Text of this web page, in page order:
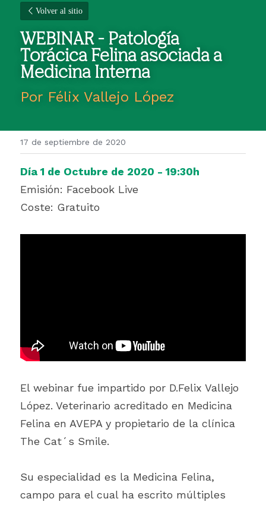
Volver al sitio
WEBINAR - Patología
Torácica Felina asociada a
Medicina Interna
Por Félix Vallejo López
17 de septiembre de 2020
Día 1 de Octubre de 2020 - 19:30h
Emisión: Facebook Live
Coste: Gratuito
El webinar fue impartido por D.Felix Vallejo
López. Veterinario acreditado en Medicina
Felina en AVEPA y propietario de la clínica
The Cat´s Smile.
Su especialidad es la Medicina Felina,
campo para el cual ha escrito múltiples